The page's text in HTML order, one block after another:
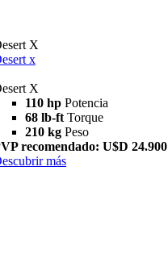
X
x
X
110 hp Potencia
68 lb-ft Torque
210 kg Peso
recomendado: U$D 24.900
más